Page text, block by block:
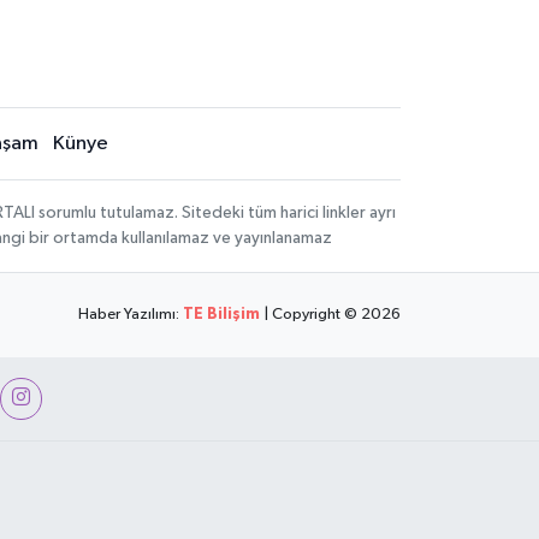
Künye
sorumlu tutulamaz. Sitedeki tüm harici linkler ayrı
bir ortamda kullanılamaz ve yayınlanamaz
Haber Yazılımı: TE Bilişim | Copyright © 2026